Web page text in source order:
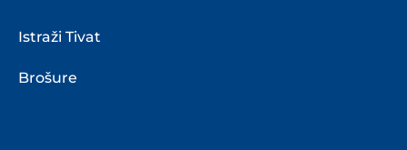
Istraži Tivat
Brošure